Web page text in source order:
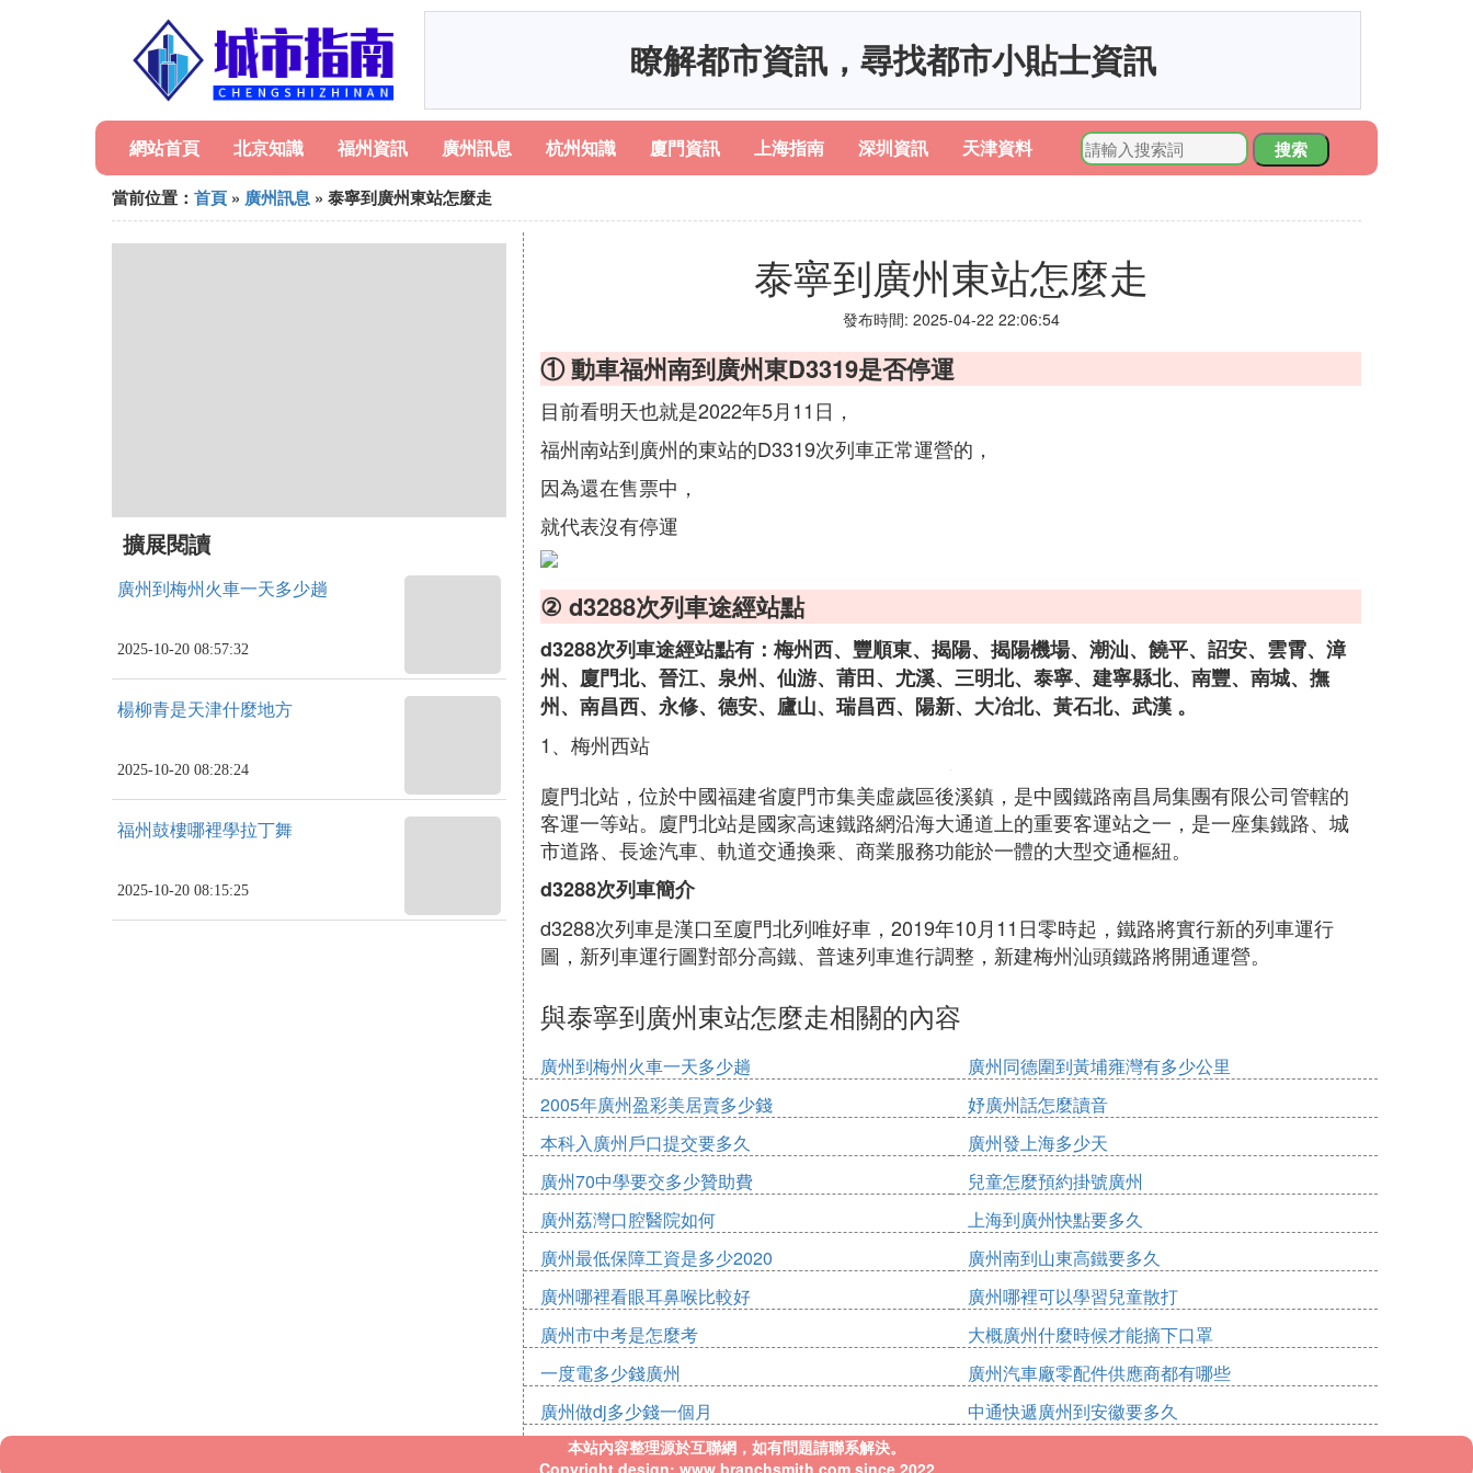
瞭解都市資訊，尋找都市小貼士資訊
網站首頁 北京知識 福州資訊 廣州訊息 杭州知識 廈門資訊 上海指南 深圳資訊 天津資料
搜索
當前位置： 首頁 » 廣州訊息 » 泰寧到廣州東站怎麼走
擴展閱讀
廣州到梅州火車一天多少趟
2025-10-20 08:57:32
楊柳青是天津什麼地方
2025-10-20 08:28:24
福州鼓樓哪裡學拉丁舞
2025-10-20 08:15:25
泰寧到廣州東站怎麼走
發布時間: 2025-04-22 22:06:54
① 動車福州南到廣州東D3319是否停運
目前看明天也就是2022年5月11日，
福州南站到廣州的東站的D3319次列車正常運營的，
因為還在售票中，
就代表沒有停運
② d3288次列車途經站點
d3288次列車途經站點有：梅州西、豐順東、揭陽、揭陽機場、潮汕、饒平、詔安、雲霄、漳
州、廈門北、晉江、泉州、仙游、莆田、尤溪、三明北、泰寧、建寧縣北、南豐、南城、撫
州、南昌西、永修、德安、廬山、瑞昌西、陽新、大冶北、黃石北、武漢 。
1、梅州西站
廈門北站，位於中國福建省廈門市集美虛歲區後溪鎮，是中國鐵路南昌局集團有限公司管轄的
客運一等站。廈門北站是國家高速鐵路網沿海大通道上的重要客運站之一，是一座集鐵路、城
市道路、長途汽車、軌道交通換乘、商業服務功能於一體的大型交通樞紐。
d3288次列車簡介
d3288次列車是漢口至廈門北列唯好車，2019年10月11日零時起，鐵路將實行新的列車運行
圖，新列車運行圖對部分高鐵、普速列車進行調整，新建梅州汕頭鐵路將開通運營。
與泰寧到廣州東站怎麼走相關的內容
廣州到梅州火車一天多少趟
廣州同德圍到黃埔雍灣有多少公里
2005年廣州盈彩美居賣多少錢
妤廣州話怎麼讀音
本科入廣州戶口提交要多久
廣州發上海多少天
廣州70中學要交多少贊助費
兒童怎麼預約掛號廣州
廣州荔灣口腔醫院如何
上海到廣州快點要多久
廣州最低保障工資是多少2020
廣州南到山東高鐵要多久
廣州哪裡看眼耳鼻喉比較好
廣州哪裡可以學習兒童散打
廣州市中考是怎麼考
大概廣州什麼時候才能摘下口罩
一度電多少錢廣州
廣州汽車廠零配件供應商都有哪些
廣州做dj多少錢一個月
中通快遞廣州到安徽要多久
本站內容整理源於互聯網，如有問題請聯系解決。
Copyright design: www.branchsmith.com since 2022